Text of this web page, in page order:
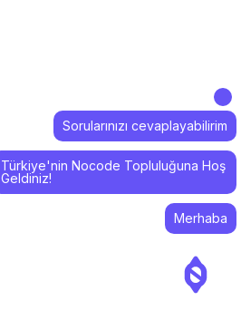
Merhaba
Türkiye'nin Nocode Topluluğuna Hoş
Geldiniz!
Sorularınızı cevaplayabilirim